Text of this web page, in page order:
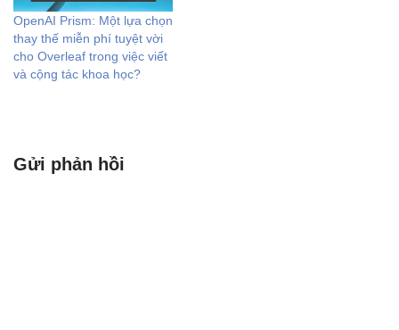
OpenAI Prism: Một lựa chọn
thay thế miễn phí tuyệt vời
cho Overleaf trong việc viết
và cộng tác khoa học?
Gửi phản hồi